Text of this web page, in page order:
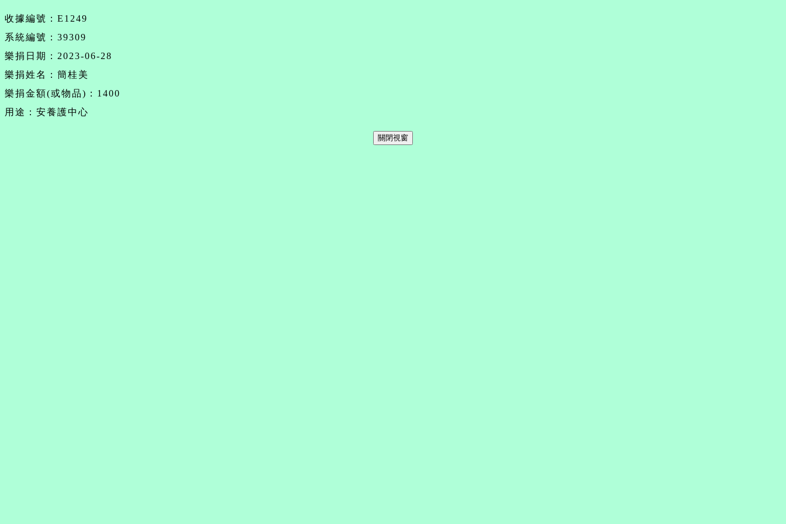
收據編號：E1249
系統編號：39309
樂捐日期：2023-06-28
樂捐姓名：簡桂美
樂捐金額(或物品)：1400
用途：安養護中心